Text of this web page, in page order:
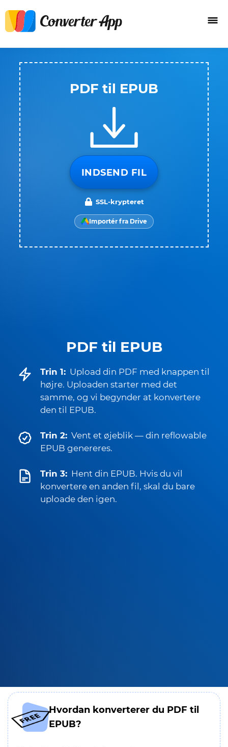
PDF til EPUB
Trin 1: Upload din PDF med knappen til
højre. Uploaden starter med det
samme, og vi begynder at konvertere
den til EPUB.
Trin 2: Vent et øjeblik — din reflowable
EPUB genereres.
Trin 3: Hent din EPUB. Hvis du vil
konvertere en anden fil, skal du bare
uploade den igen.
PDF til EPUB
INDSEND FIL
SSL-krypteret
Importér fra Drive
Hvordan konverterer du PDF til
EPUB?